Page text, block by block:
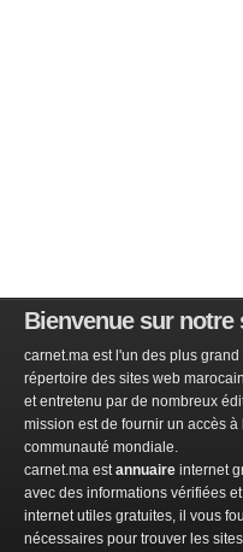
Bienvenue sur notre
carnet.ma est l'un des plus
répertoire des sites web
et entretenu par de nombreux
mission est de fournir un accès
communauté mondiale.
carnet.ma estannuaire internet
avec des informations vérifiées
internet utiles gratuites, il vous
nécessaires pour trouver les